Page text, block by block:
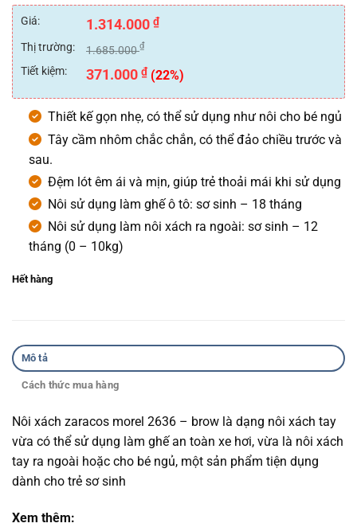
Được
xếp
hạng
0
5
sao
Giá: 1.314.000 ₫
Thị trường:
1.685.000₫
Tiết kiệm: 371.000 ₫ (22%)
Thiết kế gọn nhẹ, có thể sử dụng như nôi cho bé ngủ
Tây cầm nhôm chắc chắn, có thể đảo chiều trước và
sau.
Đệm lót êm ái và mịn, giúp trẻ thoải mái khi sử dụng
Nôi sử dụng làm ghế ô tô: sơ sinh – 18 tháng
Nôi sử dụng làm nôi xách ra ngoài: sơ sinh – 12
tháng (0 – 10kg)
Hết hàng
Mô tả
Cách thức mua hàng
Nôi xách zaracos morel 2636 – brow là dạng nôi xách tay
vừa có thể sử dụng làm ghế an toàn xe hơi, vừa là nôi xách
tay ra ngoài hoặc cho bé ngủ, một sản phẩm tiện dụng
dành cho trẻ sơ sinh
Xem thêm: